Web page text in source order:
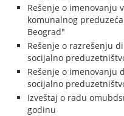
Rešenje o imenovanju
komunalnog
Beograd"
Rešenje o razrešenju
socijalno
Rešenje o imenovanju
socijalno
Izveštaj o radu
godinu